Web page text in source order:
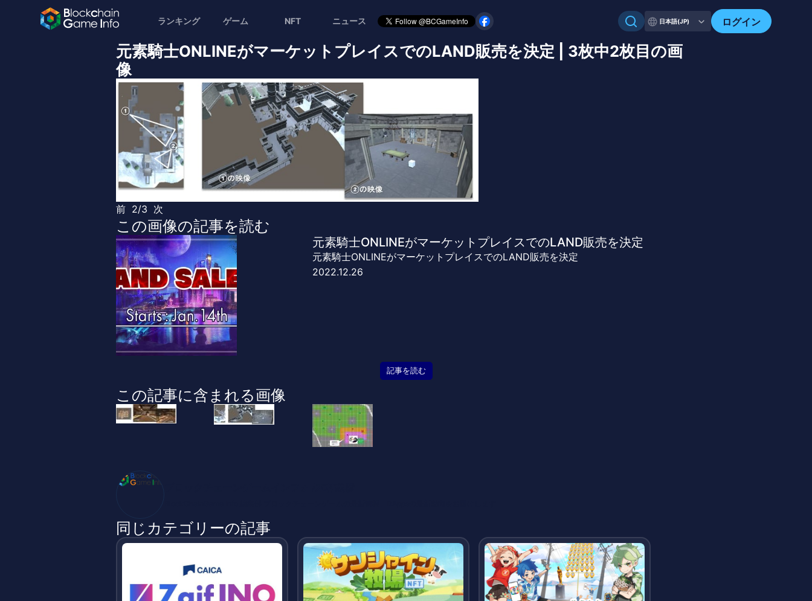
ランキング ゲーム NFT ニュース 日本語(JP) ログイン
元素騎士ONLINEがマーケットプレイスでのLAND販売を決定 | 3枚中2枚目の画
像
前 2/3 次
この画像の記事を読む
元素騎士ONLINEがマーケットプレイスでのLAND販売を決定
元素騎士ONLINEがマーケットプレイスでのLAND販売を決定
2022.12.26
記事を読む
この記事に含まれる画像
同じカテゴリーの記事